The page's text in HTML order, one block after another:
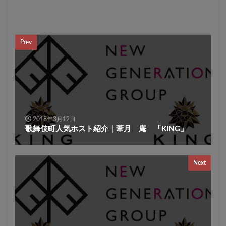
Prev
2018年3月12日
歌舞伎町人気ホスト紹介｜葦月 庵 「KING」
Next